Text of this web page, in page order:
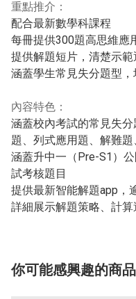
重點推介：
配合最新數學科課程
每冊提供300題高思維應
提供解題短片，清楚示
涵蓋學生常見失分題型
內容特色：
涵蓋校內考試的常見失
題、列式應用題、解難
涵蓋升中一（Pre-S1）
試考核題目
提供最新智能解題app，
詳細展示解題策略、計
你可能感興趣的商品